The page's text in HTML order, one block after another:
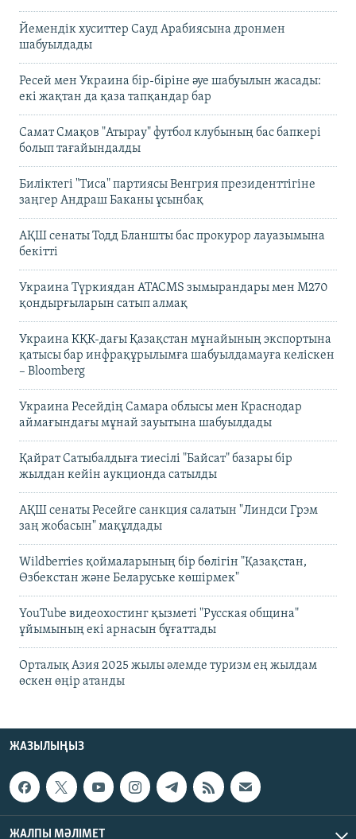
Йемендік хуситтер Сауд Арабиясына дронмен
шабуылдады
Ресей мен Украина бір-біріне әуе шабуылын жасады:
екі жақтан да қаза тапқандар бар
Самат Смақов "Атырау" футбол клубының бас бапкері
болып тағайындалды
Биліктегі "Тиса" партиясы Венгрия президенттігіне
заңгер Андраш Баканы ұсынбақ
АҚШ сенаты Тодд Бланшты бас прокурор лауазымына
бекітті
Украина Түркиядан ATACMS зымырандары мен M270
қондырғыларын сатып алмақ
Украина КҚК-дағы Қазақстан мұнайының экспортына
қатысы бар инфрақұрылымға шабуылдамауға келіскен
– Bloomberg
Украина Ресейдің Самара облысы мен Краснодар
аймағындағы мұнай зауытына шабуылдады
Қайрат Сатыбалдыға тиесілі "Байсат" базары бір
жылдан кейін аукционда сатылды
АҚШ сенаты Ресейге санкция салатын "Линдси Грэм
заң жобасын" мақұлдады
Wildberries қоймаларының бір бөлігін "Қазақстан,
Өзбекстан және Беларуське көшірмек"
YouTube видеохостинг қызметі "Русская община"
ұйымының екі арнасын бұғаттады
Орталық Азия 2025 жылы әлемде туризм ең жылдам
өскен өңір атанды
ЖАЗЫЛЫҢЫЗ
ЖАЛПЫ МӘЛІМЕТ